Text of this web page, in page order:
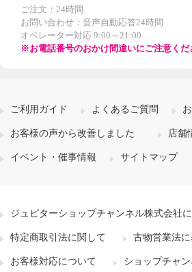
ご注文：24時間
お問い合わせ：音声自動応答24時間
オペレーター対応 9:00～21:00
※お電話番号のおかけ間違いにご注意くだ
ご利用ガイド よくあるご質問
お客様の声から改善しました 店舗
イベント・催事情報 サイトマップ
ジュピターショップチャンネル株式会社
特定商取引法に関して 古物営業法
お客様対応について ショップチャ